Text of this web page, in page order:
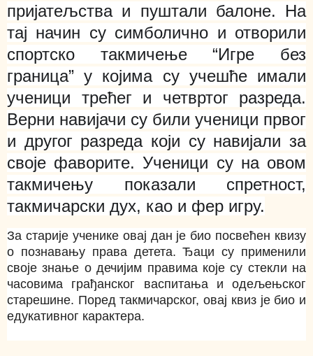
пријатељства и пуштали балонe. На
тај начин су симболично и отворили
спортско такмичење “Игре без
граница” у којима су учешће имали
ученици трећег и четвртог разреда.
Верни навијачи су били ученици првог
и другог разреда који су навијали за
своје фаворите. Ученици су на овом
такмичењу показали спретност,
такмичарски дух, као и фер игру.
За старије ученике овај дан је био посвећен квизу
о познавању права детета. Ђаци су применили
своје знање о дечијим правима које су стекли на
часовима грађанског васпитања и одељењског
старешине. Поред такмичарског, овај квиз је био и
едукативног карактера.